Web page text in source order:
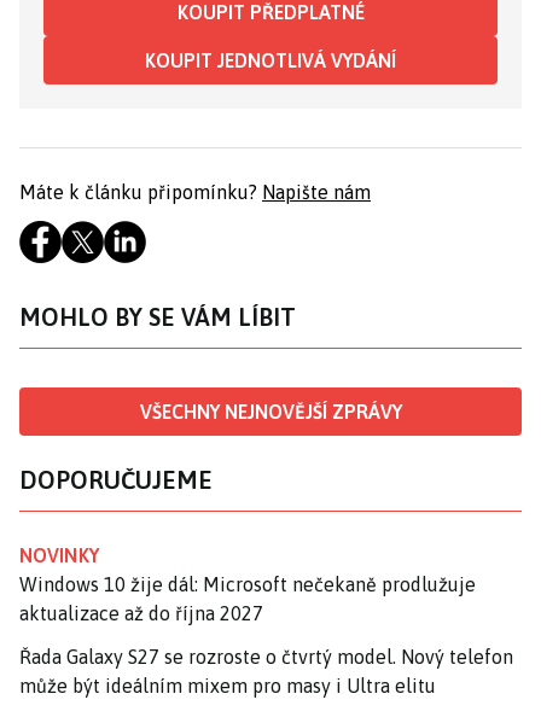
KOUPIT PŘEDPLATNÉ
KOUPIT JEDNOTLIVÁ VYDÁNÍ
Máte k článku připomínku? Napište nám
MOHLO BY SE VÁM LÍBIT
VŠECHNY NEJNOVĚJŠÍ ZPRÁVY
DOPORUČUJEME
NOVINKY
Windows 10 žije dál: Microsoft nečekaně prodlužuje
aktualizace až do října 2027
Řada Galaxy S27 se rozroste o čtvrtý model. Nový telefon
může být ideálním mixem pro masy i Ultra elitu